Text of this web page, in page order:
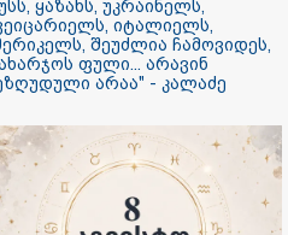
დახარჯოს
შეზღუდული
ყაზახს, უკრაინელს,
იტალიელს,
შეუძლია ჩამოვიდეს,
ფული... არავინ
არაა" - კალაძე